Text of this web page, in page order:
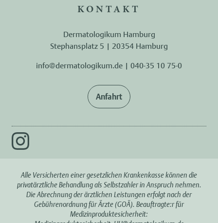
KONTAKT
Dermatologikum Hamburg
Stephansplatz 5 | 20354 Hamburg
info@dermatologikum.de | 040-35 10 75-0
Anfahrt
Alle Versicherten einer gesetzlichen Krankenkasse können die
privatärztliche Behandlung als Selbstzahler in Anspruch nehmen.
Die Abrechnung der ärztlichen Leistungen erfolgt nach der
Gebührenordnung für Ärzte (GOÄ). Beauftragte:r für
Medizinproduktesicherheit: